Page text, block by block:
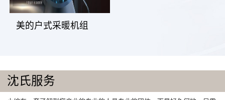
美的户式采暖机组
沈氏服务